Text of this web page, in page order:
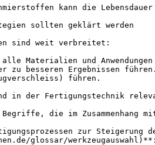
kann die
sollten geklärt werden
sind weit verbreitet:
Materialien und
zu besseren Ergebnissen
führen.
in der Fertigungstechnik
die im Zusammenhang
zur Steigerung
glossar/